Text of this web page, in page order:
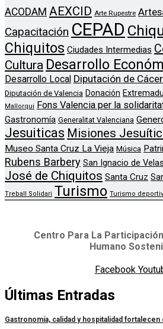
ACODAM AEXCID Arte Rupestre
Capacitación CEPAD
Chiquitos Ciudades Intermedias
Cultura Desarrollo
Desarrollo Local Diputación de
Diputación de Valencia Donación
Mallorqui Fons Valencia per la
Gastronomía Generalitat Valenciana
Jesuiticas Misiones
Museo Santa Cruz La Vieja Música
Rubens Barbery San Ignacio de
José de Chiquitos Santa Cruz
Treball Solidari Turismo Turismo
Centro Para La
Humano
Facebook
Últimas Entradas
Gastronomía, calidad y hospitalidad